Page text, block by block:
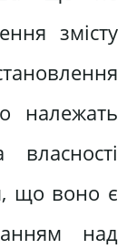
змісту
належать
власності
що воно є
над